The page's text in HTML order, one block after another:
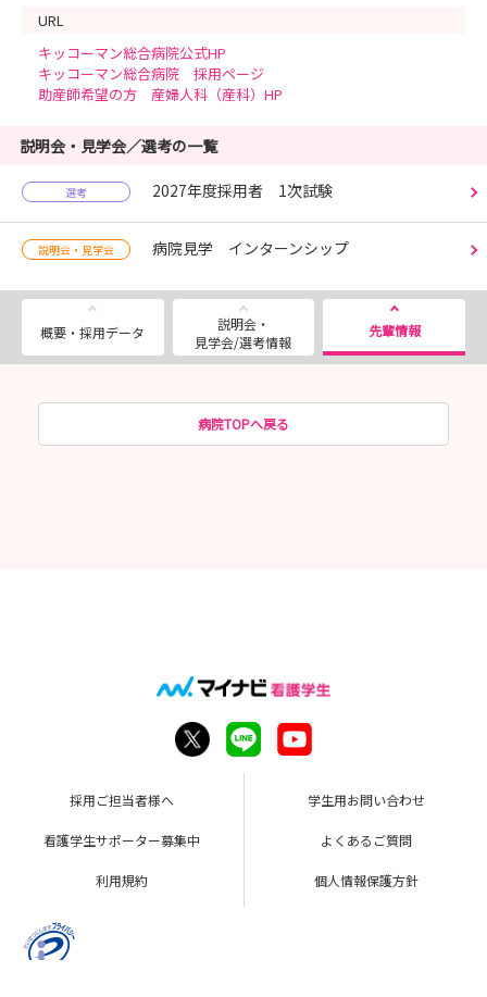
URL
キッコーマン総合病院公式HP
キッコーマン総合病院 採用ページ
助産師希望の方 産婦人科（産科）HP
説明会・見学会／選考の一覧
選考 2027年度採用者 1次試験
説明会・見学会 病院見学 インターンシップ
概要・採用データ
説明会・
見学会/選考情報
先輩情報
病院TOPへ戻る
採用ご担当者様へ 学生用お問い合わせ
看護学生サポーター募集中 よくあるご質問
利用規約 個人情報保護方針